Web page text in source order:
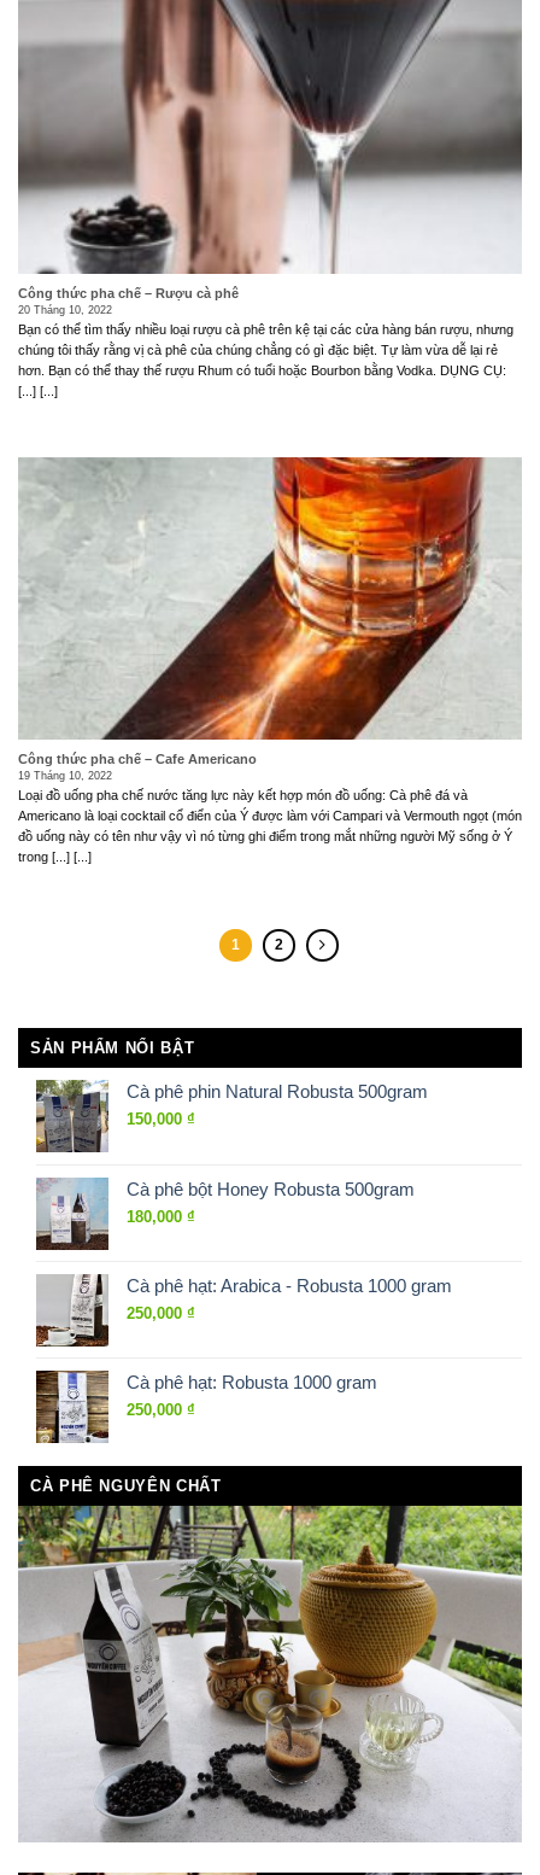
Công thức pha chế – Rượu cà phê
20 Tháng 10, 2022
Bạn có thể tìm thấy nhiều loại rượu cà phê trên kệ tại các cửa hàng bán rượu, nhưng
chúng tôi thấy rằng vị cà phê của chúng chẳng có gì đặc biệt. Tự làm vừa dễ lại rẻ
hơn. Bạn có thể thay thế rượu Rhum có tuổi hoặc Bourbon bằng Vodka. DỤNG CỤ:
[...] [...]
Công thức pha chế – Cafe Americano
19 Tháng 10, 2022
Loại đồ uống pha chế nước tăng lực này kết hợp món đồ uống: Cà phê đá và
Americano là loại cocktail cổ điển của Ý được làm với Campari và Vermouth ngọt (món
đồ uống này có tên như vậy vì nó từng ghi điểm trong mắt những người Mỹ sống ở Ý
trong [...] [...]
1 2
SẢN PHẨM NỔI BẬT
Cà phê phin Natural Robusta 500gram
150,000 ₫
Cà phê bột Honey Robusta 500gram
180,000 ₫
Cà phê hạt: Arabica - Robusta 1000 gram
250,000 ₫
Cà phê hạt: Robusta 1000 gram
250,000 ₫
CÀ PHÊ NGUYÊN CHẤT